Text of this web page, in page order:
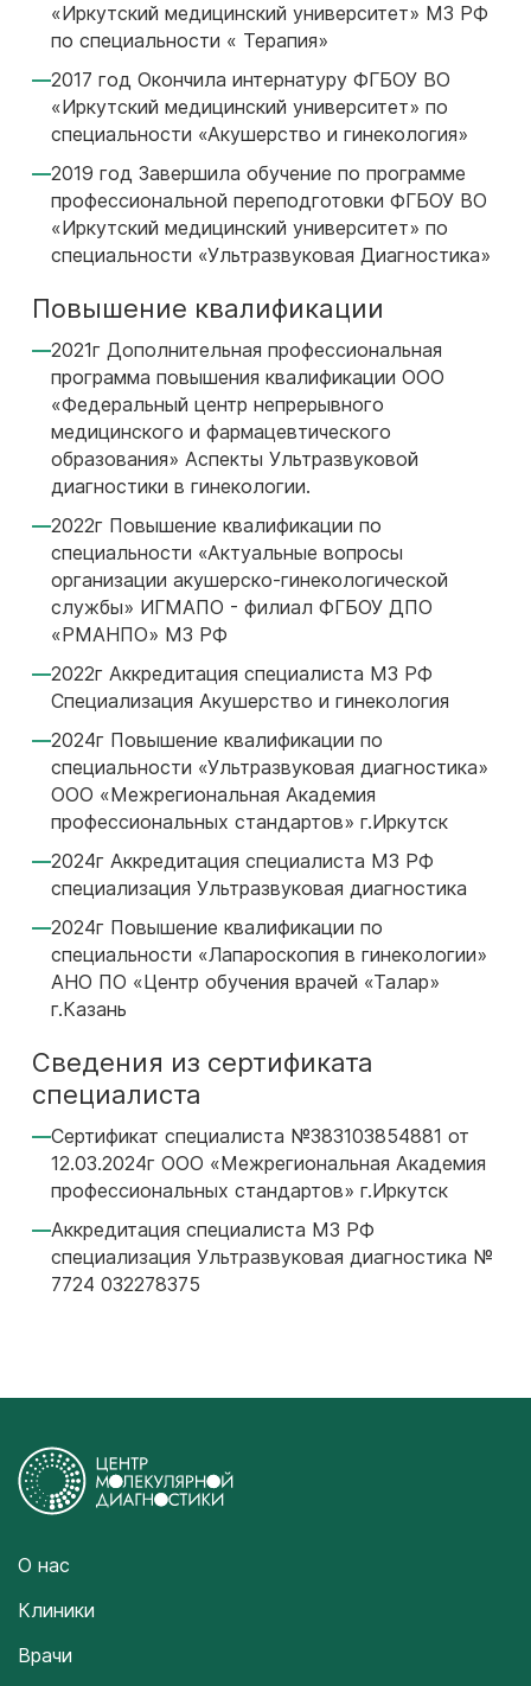
«Иркутский медицинский университет» МЗ РФ
по специальности « Терапия»
2017 год Окончила интернатуру ФГБОУ ВО
«Иркутский медицинский университет» по
специальности «Акушерство и гинекология»
2019 год Завершила обучение по программе
профессиональной переподготовки ФГБОУ ВО
«Иркутский медицинский университет» по
специальности «Ультразвуковая Диагностика»
Повышение квалификации
2021г Дополнительная профессиональная
программа повышения квалификации ООО
«Федеральный центр непрерывного
медицинского и фармацевтического
образования» Аспекты Ультразвуковой
диагностики в гинекологии.
2022г Повышение квалификации по
специальности «Актуальные вопросы
организации акушерско-гинекологической
службы» ИГМАПО - филиал ФГБОУ ДПО
«РМАНПО» МЗ РФ
2022г Аккредитация специалиста МЗ РФ
Специализация Акушерство и гинекология
2024г Повышение квалификации по
специальности «Ультразвуковая диагностика»
ООО «Межрегиональная Академия
профессиональных стандартов» г.Иркутск
2024г Аккредитация специалиста МЗ РФ
специализация Ультразвуковая диагностика
2024г Повышение квалификации по
специальности «Лапароскопия в гинекологии»
АНО ПО «Центр обучения врачей «Талар»
г.Казань
Сведения из сертификата
специалиста
Сертификат специалиста №383103854881 от
12.03.2024г ООО «Межрегиональная Академия
профессиональных стандартов» г.Иркутск
Аккредитация специалиста МЗ РФ
специализация Ультразвуковая диагностика №
7724 032278375
О нас
Клиники
Врачи